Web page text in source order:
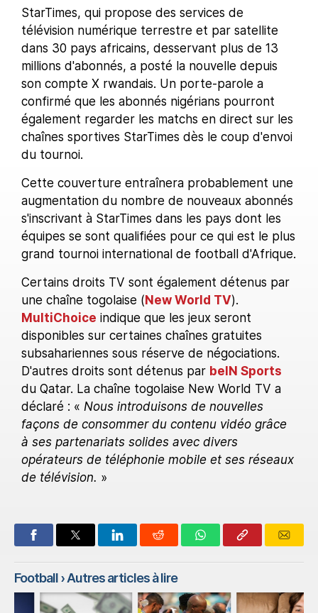
StarTimes, qui propose des services de
télévision numérique terrestre et par satellite
dans 30 pays africains, desservant plus de 13
millions d'abonnés, a posté la nouvelle depuis
son compte X rwandais. Un porte-parole a
confirmé que les abonnés nigérians pourront
également regarder les matchs en direct sur les
chaînes sportives StarTimes dès le coup d'envoi
du tournoi.
Cette couverture entraînera probablement une
augmentation du nombre de nouveaux abonnés
s'inscrivant à StarTimes dans les pays dont les
équipes se sont qualifiées pour ce qui est le plus
grand tournoi international de football d'Afrique.
Certains droits TV sont également détenus par
une chaîne togolaise ( New World TV).
MultiChoice indique que les jeux seront
disponibles sur certaines chaînes gratuites
subsahariennes sous réserve de négociations.
D'autres droits sont détenus par beIN Sports
du Qatar. La chaîne togolaise New World TV a
déclaré : « Nous introduisons de nouvelles
façons de consommer du contenu vidéo grâce
à ses partenariats solides avec divers
opérateurs de téléphonie mobile et ses réseaux
de télévision. »
Football› Autres articles à lire